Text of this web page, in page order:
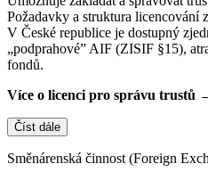
Požadavky a struktura licencování
V České republice je dostupný
„podprahové” AIF (ZISIF §15),
fondů.
Více o licenci pro správu trustů
Číst dále
Směnárenská činnost (Foreign